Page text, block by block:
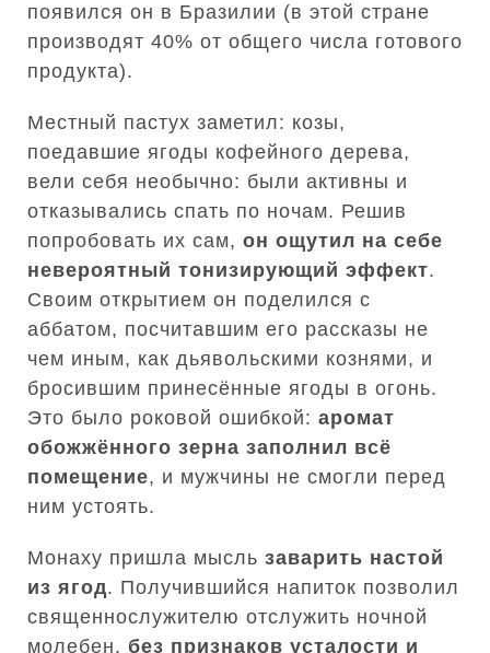
появился он в Бразилии (в этой стране
производят 40% от общего числа готового
продукта).
Местный пастух заметил: козы,
поедавшие ягоды кофейного дерева,
вели себя необычно: были активны и
отказывались спать по ночам. Решив
попробовать их сам, он ощутил на себе
невероятный тонизирующий эффект.
Своим открытием он поделился с
аббатом, посчитавшим его рассказы не
чем иным, как дьявольскими кознями, и
бросившим принесённые ягоды в огонь.
Это было роковой ошибкой: аромат
обожжённого зерна заполнил всё
помещение, и мужчины не смогли перед
ним устоять.
Монаху пришла мысль заварить настой
из ягод. Получившийся напиток позволил
священнослужителю отслужить ночной
молебен, без признаков усталости и